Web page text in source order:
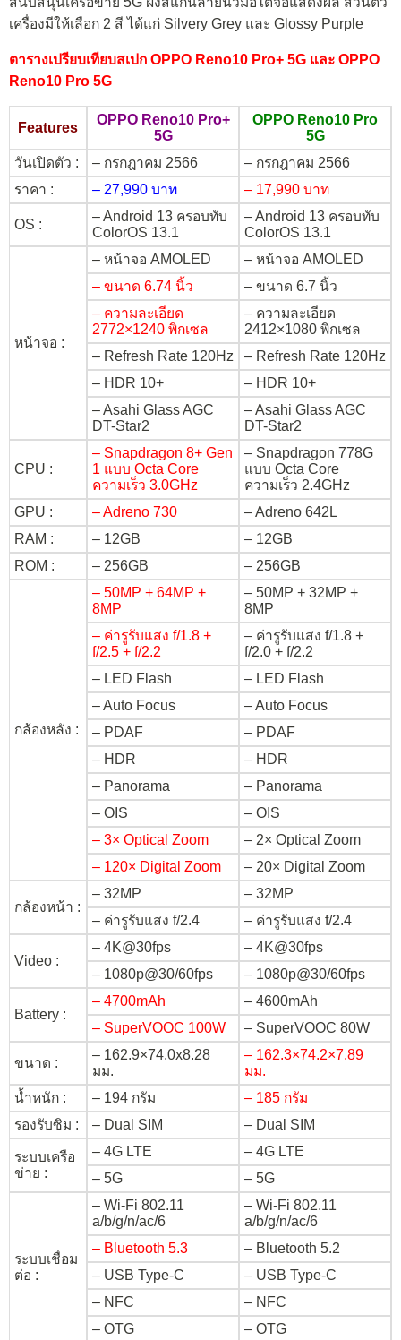
เครื่องมีให้เลือก 2 สี ได้แก่ Silvery Grey และ Glossy Purple
ตารางเปรียบเทียบสเปก OPPO Reno10 Pro+ 5G และ OPPO
Reno10 Pro 5G
Features
OPPO Reno10 Pro+
5G
OPPO Reno10 Pro
5G
วันเปิดตัว :
– กรกฎาคม 2566
– กรกฎาคม 2566
ราคา :
– 27,990 บาท – 17,990 บาท
OS :
– Android 13 ครอบทับ
ColorOS 13.1
– Android 13 ครอบทับ
ColorOS 13.1
หน้าจอ :
– หน้าจอ AMOLED
– หน้าจอ AMOLED
– ขนาด 6.74 นิ้ว
– ขนาด 6.7 นิ้ว
– ความละเอียด
2772×1240 พิกเซล
– ความละเอียด
2412×1080 พิกเซล
– Refresh Rate 120Hz
– Refresh Rate 120Hz
– HDR 10+
– HDR 10+
– Asahi Glass AGC
DT-Star2
– Asahi Glass AGC
DT-Star2
CPU :
– Snapdragon 8+ Gen
1 แบบ Octa Core
ความเร็ว 3.0GHz
– Snapdragon 778G
แบบ Octa Core
ความเร็ว 2.4GHz
GPU :
– Adreno 730
– Adreno 642L
RAM :
– 12GB
– 12GB
ROM :
– 256GB – 256GB
กล้องหลัง :
– 50MP + 64MP +
8MP
– 50MP + 32MP +
8MP
– ค่ารูรับแสง f/1.8 +
f/2.5 + f/2.2
– ค่ารูรับแสง f/1.8 +
f/2.0 + f/2.2
– LED Flash
– LED Flash
– Auto Focus
– Auto Focus
– PDAF
– PDAF
– HDR
– HDR
– Panorama
– Panorama
– OIS
– OIS
– 3× Optical Zoom
– 2× Optical Zoom
– 120× Digital Zoom
– 20× Digital Zoom
กล้องหน้า :
– 32MP
– 32MP
– ค่ารูรับแสง f/2.4
– ค่ารูรับแสง f/2.4
Video :
– 4K@30fps
– 4K@30fps
– 1080p@30/60fps
– 1080p@30/60fps
Battery :
– 4700mAh
– 4600mAh
– SuperVOOC 100W
– SuperVOOC 80W
ขนาด :
– 162.9×74.0x8.28
มม.
– 162.3×74.2×7.89
มม.
น้ำหนัก :
– 194 กรัม
– 185 กรัม
รองรับซิม :
– Dual SIM – Dual SIM
ระบบเครือ
ข่าย :
– 4G LTE
– 4G LTE
– 5G
– 5G
ระบบเชื่อม
ต่อ :
– Wi-Fi 802.11
a/b/g/n/ac/6
– Wi-Fi 802.11
a/b/g/n/ac/6
– Bluetooth 5.3
– Bluetooth 5.2
– USB Type-C
– USB Type-C
– NFC
– NFC
– OTG
– OTG